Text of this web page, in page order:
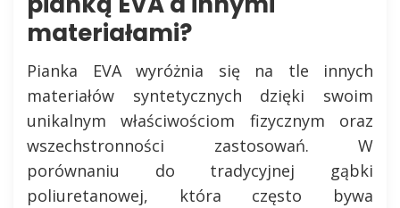
materiałami?
Pianka EVA wyróżnia się na tle innych
materiałów syntetycznych dzięki swoim
unikalnym właściwościom fizycznym oraz
wszechstronności zastosowań. W
porównaniu do tradycyjnej gąbki
poliuretanowej, która często bywa